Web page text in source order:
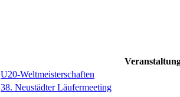
U20-Weltmeisterschaften
38. Neustädter Läufermeeting